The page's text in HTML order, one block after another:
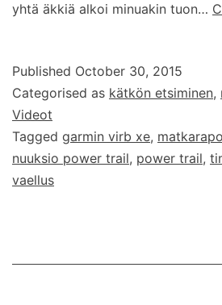
yhtä äkkiä alkoi minuakin tuon…
Published October 30, 2015
Categorised as kätkön etsiminen,
Videot
Tagged garmin virb xe,
nuuksio power trail, power trail,
vaellus